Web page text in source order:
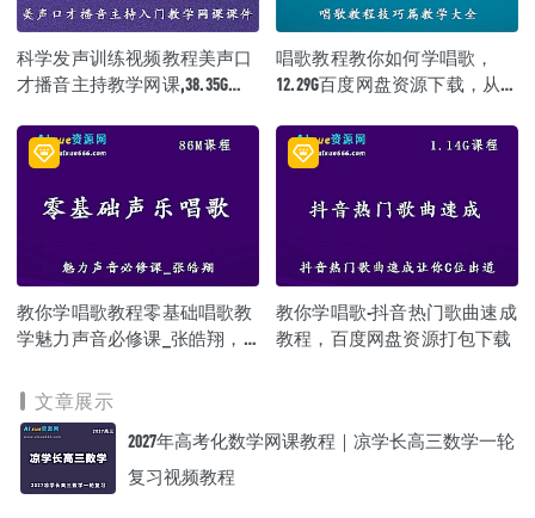
科学发声训练视频教程美声口
才播音主持教学网课,38.35G百
唱歌教程教你如何学唱歌，
12.29G百度网盘资源下载，从
教你学唱歌教程零基础唱歌教
学魅力声音必修课_张皓翔，
教你学唱歌-抖音热门歌曲速成
教程，百度网盘资源打包下载
文章展示
2027年高考化数学网课教程｜凉学长高三数学一轮
复习视频教程